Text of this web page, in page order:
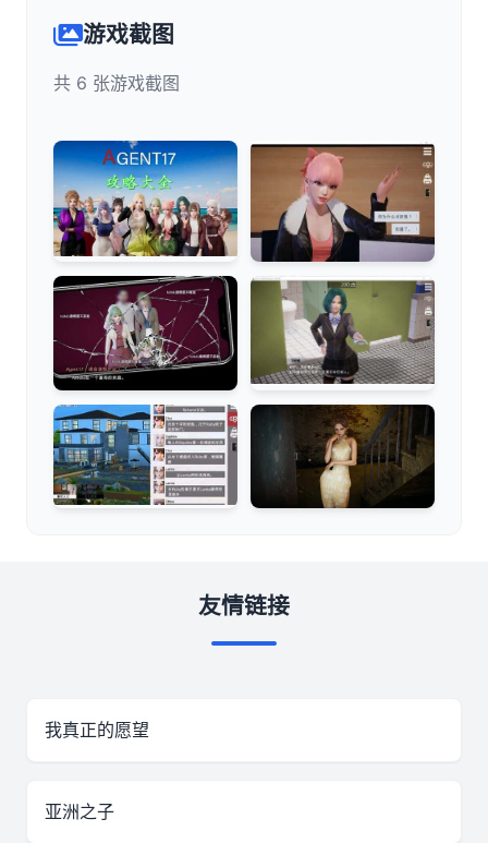
游戏截图
共 6 张游戏截图
友情链接
我真正的愿望
亚洲之子